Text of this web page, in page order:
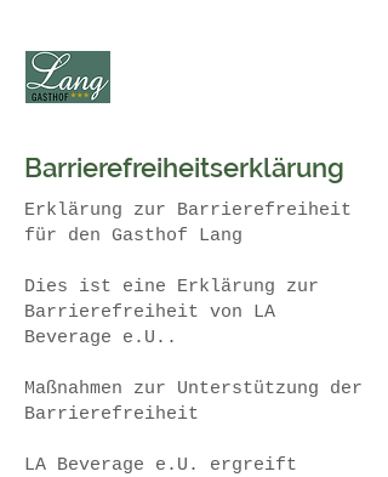
Barrierefreiheitserklärung
Erklärung zur Barrierefreiheit
für den Gasthof Lang
Dies ist eine Erklärung zur
Barrierefreiheit von LA
Beverage e.U..
Maßnahmen zur Unterstützung der
Barrierefreiheit
LA Beverage e.U. ergreift